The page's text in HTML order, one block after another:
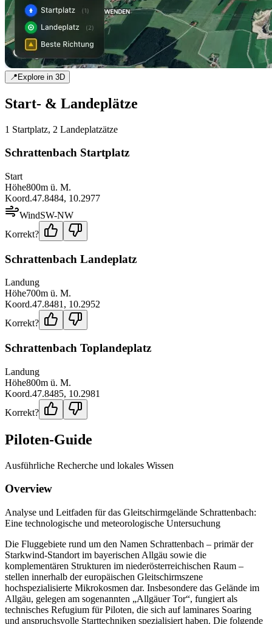
📍Explore in 3D
Start- & Landeplätze
1 Startplatz, 2 Landeplatzätze
Schrattenbach Startplatz
Start
Höhe800m ü. M.
Koord.47.8484, 10.2977
WindSW-NW
Korrekt?
Schrattenbach Landeplatz
Landung
Höhe700m ü. M.
Koord.47.8481 , 10.2952
Korrekt?
Schrattenbach Toplandeplatz
Landung
Höhe800m ü. M.
Koord.47.8485, 10.2981
Korrekt?
Piloten-Guide
Ausführliche Recherche und lokales Wissen
Overview
Analyse und Leitfaden für das Gleitschirmgelände Schrattenbach:
Eine technologische und meteorologische Untersuchung
Die Fluggebiete rund um den Namen Schrattenbach – primär der
Starkwind-Standort im bayerischen Allgäu sowie die
komplementären Strukturen im niederösterreichischen Raum –
stellen innerhalb der europäischen Gleitschirmszene
hochspezialisierte Mikrokosmen dar. Insbesondere das Gelände im
Allgäu, gelegen am sogenannten „Allgäuer Tor“, fungiert als
technisches Refugium für Piloten, die sich auf laminares Soaring
und anspruchsvolle Starttechniken spezialisiert haben. Die folgende